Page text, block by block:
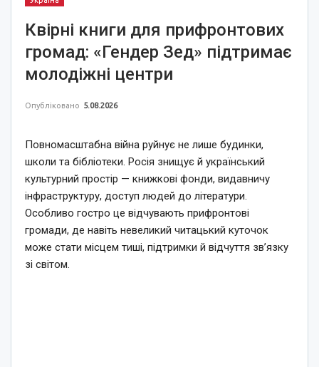
Квірні книги для прифронтових
громад: «Гендер Зед» підтримає
молодіжні центри
Опубліковано 5.08.2026
Повномасштабна війна руйнує не лише будинки,
школи та бібліотеки. Росія знищує й український
культурний простір — книжкові фонди, видавничу
інфраструктуру, доступ людей до літератури.
Особливо гостро це відчувають прифронтові
громади, де навіть невеликий читацький куточок
може стати місцем тиші, підтримки й відчуття зв’язку
зі світом.